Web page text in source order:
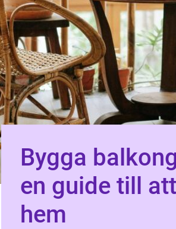
Bygga
en guide till
hem